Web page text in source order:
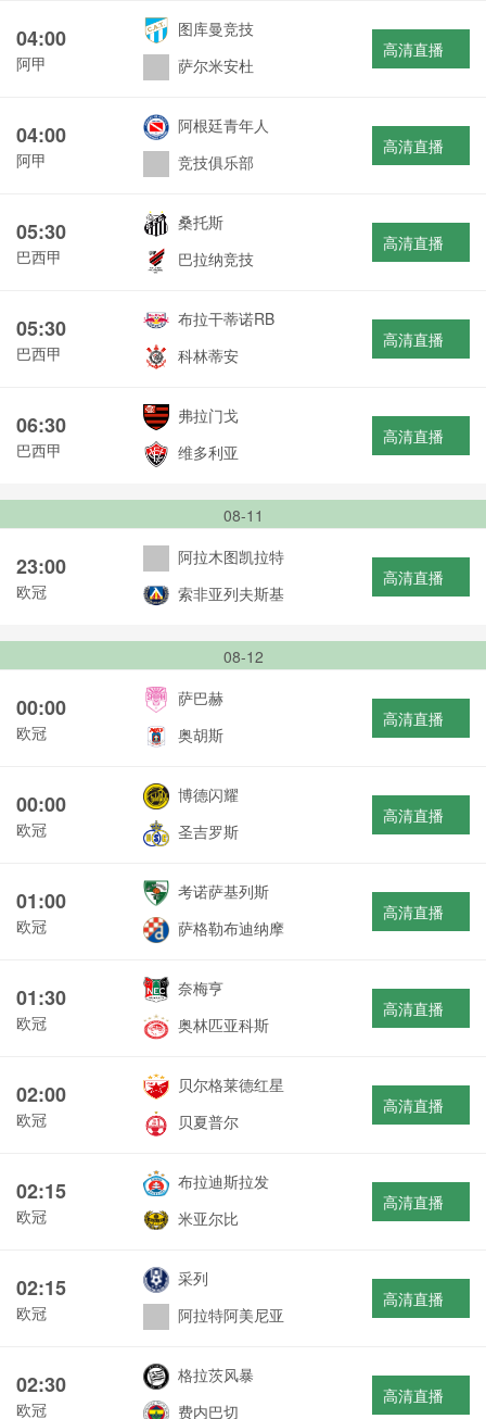
04:00
阿甲
图库曼竞技
萨尔米安杜
高清直播
04:00
阿甲
阿根廷青年人
竞技俱乐部
高清直播
05:30
巴西甲
桑托斯
巴拉纳竞技
高清直播
05:30
巴西甲
布拉干蒂诺RB
科林蒂安
高清直播
06:30
巴西甲
弗拉门戈
维多利亚
高清直播
08-11
23:00
欧冠
阿拉木图凯拉特
索非亚列夫斯基
高清直播
08-12
00:00
欧冠
萨巴赫
奥胡斯
高清直播
00:00
欧冠
博德闪耀
圣吉罗斯
高清直播
01:00
欧冠
考诺萨基列斯
萨格勒布迪纳摩
高清直播
01:30
欧冠
奈梅亨
奥林匹亚科斯
高清直播
02:00
欧冠
贝尔格莱德红星
贝夏普尔
高清直播
02:15
欧冠
布拉迪斯拉发
米亚尔比
高清直播
02:15
欧冠
采列
阿拉特阿美尼亚
高清直播
02:30
欧冠
格拉茨风暴
费内巴切
高清直播